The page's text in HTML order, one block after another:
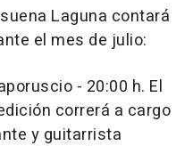
Laguna contará
el mes de julio:
- 20:00 h. El
correrá a cargo
y guitarrista